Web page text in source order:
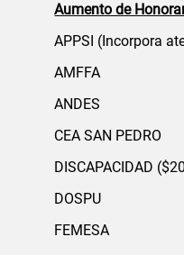
Aumento de
APPSI (Incorpora
AMFFA
ANDES
CEA SAN PEDRO
DISCAPACIDAD
DOSPU
FEMESA